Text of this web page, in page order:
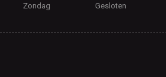
Zondag
Gesloten